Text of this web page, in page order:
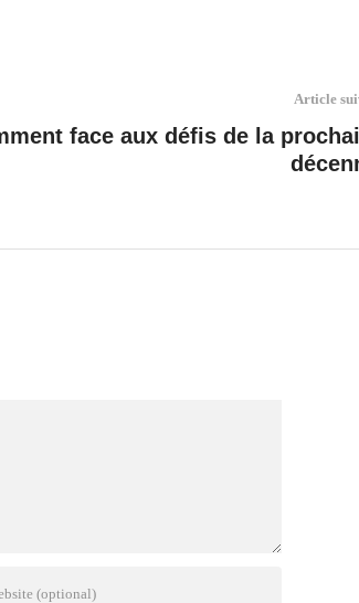
Article
face aux défis de la